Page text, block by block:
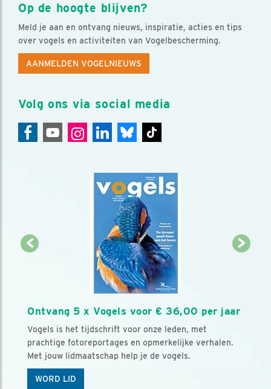
Op de hoogte blijven?
Meld je aan en ontvang nieuws, inspiratie, acties en tips
over vogels en activiteiten van Vogelbescherming.
AANMELDEN VOGELNIEUWS
Volg ons via social media
Ontvang 5 x Vogels voor € 36,00 per jaar
Vogels is het tijdschrift voor onze leden, met
prachtige fotoreportages en opmerkelijke verhalen.
Met jouw lidmaatschap help je de vogels.
WORD LID